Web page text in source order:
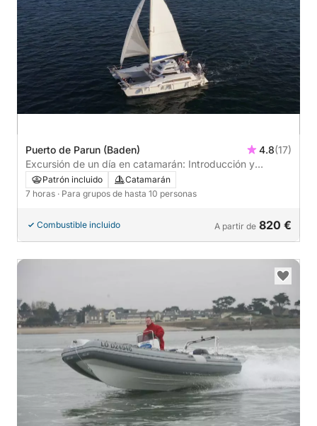
Puerto de Parun (Baden) 4.8(17)
Excursión de un día en catamarán: Introducción y
navegación
Patrón incluido
Catamarán
7 horas · Para grupos de hasta 10 personas
Combustible incluido A partir de 820 €